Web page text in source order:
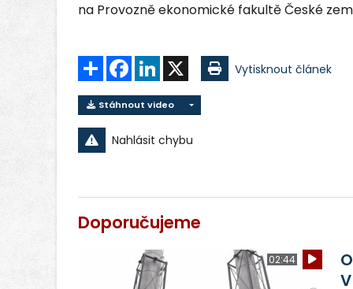
na Provozně ekonomické fakultě České
Sdílet FacebookLinkedIn Vytisknout článek
Stáhnout video
Nahlásit chybu
Doporučujeme
02:44